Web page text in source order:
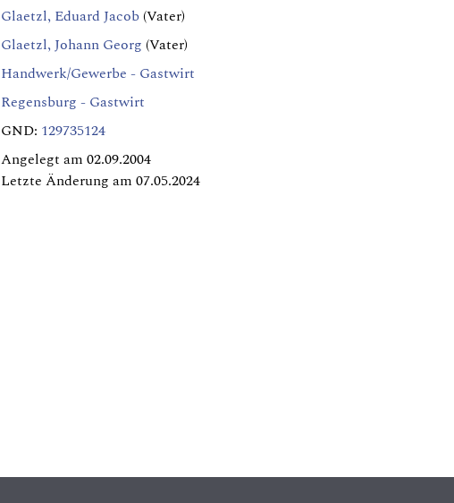
Glaetzl, Eduard Jacob(Vater)
Glaetzl, Johann Georg (Vater)
Handwerk/Gewerbe - Gastwirt
Regensburg - Gastwirt
GND: 129735124
Angelegt am 02.09.2004
Letzte Änderung am 07.05.2024